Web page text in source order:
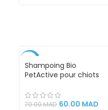
Taille M pour Animaux
de 6 à 10 kg
Shampoing Bio
PetActive pour chiots
camomille 400ml
70.00MAD 60.00 MAD